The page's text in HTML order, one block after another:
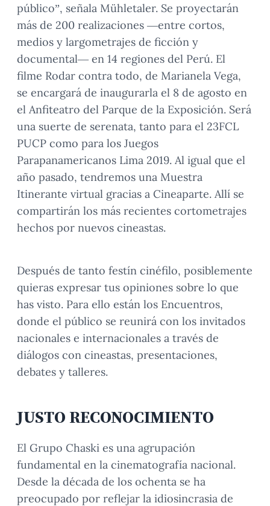
público”, señala Mühletaler. Se proyectarán
más de 200 realizaciones —entre cortos,
medios y largometrajes de ficción y
documental— en 14 regiones del Perú. El
filme Rodar contra todo, de Marianela Vega,
se encargará de inaugurarla el 8 de agosto en
el Anfiteatro del Parque de la Exposición. Será
una suerte de serenata, tanto para el 23FCL
PUCP como para los Juegos
Parapanamericanos Lima 2019. Al igual que el
año pasado, tendremos una Muestra
Itinerante virtual gracias a Cineaparte. Allí se
compartirán los más recientes cortometrajes
hechos por nuevos cineastas.
Después de tanto festín cinéfilo, posiblemente
quieras expresar tus opiniones sobre lo que
has visto. Para ello están los Encuentros,
donde el público se reunirá con los invitados
nacionales e internacionales a través de
diálogos con cineastas, presentaciones,
debates y talleres.
JUSTO RECONOCIMIENTO
El Grupo Chaski es una agrupación
fundamental en la cinematografía nacional.
Desde la década de los ochenta se ha
preocupado por reflejar la idiosincrasia de